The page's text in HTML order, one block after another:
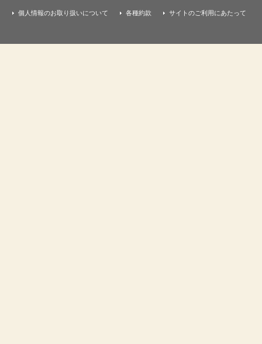
個人情報のお取り扱いについて 各種約款 サイトのご利用にあたって